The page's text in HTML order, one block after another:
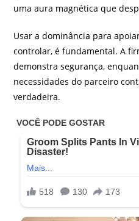
uma aura magnética que
Usar a dominância para
controlar, é fundamental. A
demonstra segurança,
necessidades do parceiro
verdadeira.